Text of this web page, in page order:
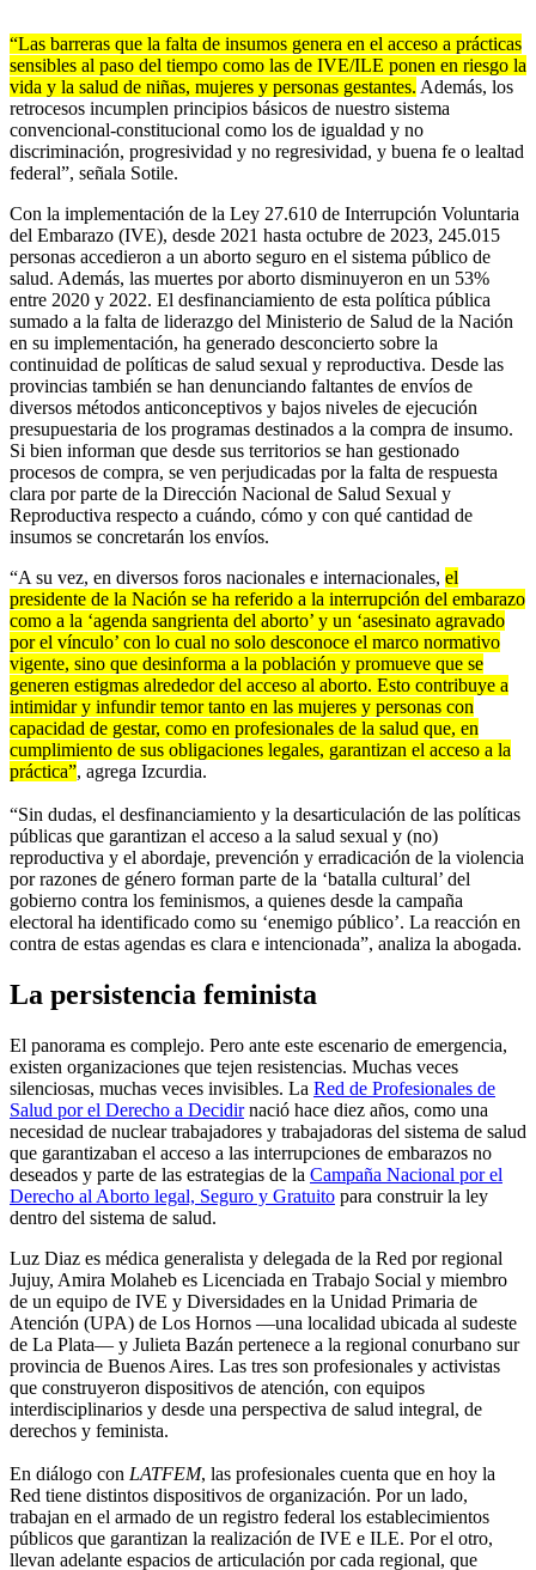
“Las barreras que la falta de insumos genera en el acceso a prácticas
sensibles al paso del tiempo como las de IVE/ILE ponen en riesgo la
vida y la salud de niñas, mujeres y personas gestantes. Además, los
retrocesos incumplen principios básicos de nuestro sistema
convencional-constitucional como los de igualdad y no
discriminación, progresividad y no regresividad, y buena fe o lealtad
federal”, señala Sotile.
Con la implementación de la Ley 27.610 de Interrupción Voluntaria
del Embarazo (IVE), desde 2021 hasta octubre de 2023, 245.015
personas accedieron a un aborto seguro en el sistema público de
salud. Además, las muertes por aborto disminuyeron en un 53%
entre 2020 y 2022. El desfinanciamiento de esta política pública
sumado a la falta de liderazgo del Ministerio de Salud de la Nación
en su implementación, ha generado desconcierto sobre la
continuidad de políticas de salud sexual y reproductiva. Desde las
provincias también se han denunciando faltantes de envíos de
diversos métodos anticonceptivos y bajos niveles de ejecución
presupuestaria de los programas destinados a la compra de insumo.
Si bien informan que desde sus territorios se han gestionado
procesos de compra, se ven perjudicadas por la falta de respuesta
clara por parte de la Dirección Nacional de Salud Sexual y
Reproductiva respecto a cuándo, cómo y con qué cantidad de
insumos se concretarán los envíos.
“A su vez, en diversos foros nacionales e internacionales, el
presidente de la Nación se ha referido a la interrupción del embarazo
como a la ‘agenda sangrienta del aborto’ y un ‘asesinato agravado
por el vínculo’ con lo cual no solo desconoce el marco normativo
vigente, sino que desinforma a la población y promueve que se
generen estigmas alrededor del acceso al aborto. Esto contribuye a
intimidar y infundir temor tanto en las mujeres y personas con
capacidad de gestar, como en profesionales de la salud que, en
cumplimiento de sus obligaciones legales, garantizan el acceso a la
práctica”, agrega Izcurdia.
“Sin dudas, el desfinanciamiento y la desarticulación de las políticas
públicas que garantizan el acceso a la salud sexual y (no)
reproductiva y el abordaje, prevención y erradicación de la violencia
por razones de género forman parte de la ‘batalla cultural’ del
gobierno contra los feminismos, a quienes desde la campaña
electoral ha identificado como su ‘enemigo público’. La reacción en
contra de estas agendas es clara e intencionada”, analiza la abogada.
La persistencia feminista
El panorama es complejo. Pero ante este escenario de emergencia,
existen organizaciones que tejen resistencias. Muchas veces
silenciosas, muchas veces invisibles. La Red de Profesionales de
Salud por el Derecho a Decidirnació hace diez años, como una
necesidad de nuclear trabajadores y trabajadoras del sistema de salud
que garantizaban el acceso a las interrupciones de embarazos no
deseados y parte de las estrategias de la Campaña Nacional por el
Derecho al Aborto legal, Seguro y Gratuito para construir la ley
dentro del sistema de salud.
Luz Diaz es médica generalista y delegada de la Red por regional
Jujuy, Amira Molaheb es Licenciada en Trabajo Social y miembro
de un equipo de IVE y Diversidades en la Unidad Primaria de
Atención (UPA) de Los Hornos —una localidad ubicada al sudeste
de La Plata— y Julieta Bazán pertenece a la regional conurbano sur
provincia de Buenos Aires. Las tres son profesionales y activistas
que construyeron dispositivos de atención, con equipos
interdisciplinarios y desde una perspectiva de salud integral, de
derechos y feminista.
En diálogo con LATFEM, las profesionales cuenta que en hoy la
Red tiene distintos dispositivos de organización. Por un lado,
trabajan en el armado de un registro federal los establecimientos
públicos que garantizan la realización de IVE e ILE. Por el otro,
llevan adelante espacios de articulación por cada regional, que